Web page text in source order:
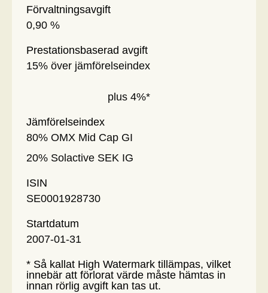
Förvaltningsavgift
0,90 %
Prestationsbaserad avgift
15% över jämförelseindex
plus 4%*
Jämförelseindex
80% OMX Mid Cap GI
20% Solactive SEK IG
ISIN
SE0001928730
Startdatum
2007-01-31
* Så kallat High Watermark tillämpas, vilket
innebär att förlorat värde måste hämtas in
innan rörlig avgift kan tas ut.